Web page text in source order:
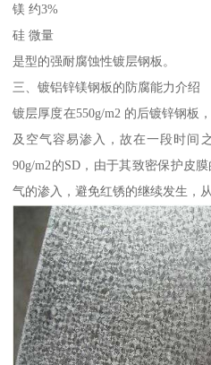
镁 约3%
硅 微量
是型的强耐腐蚀性镀层钢板。
三、镀铝锌镁钢板的防腐能力介绍
镀层厚度在550g/m2 的后镀锌钢板
及空气容易渗入，故在一段时间
90g/m2的SD，由于其致密保护皮
气的渗入，避免红锈的继续发生，